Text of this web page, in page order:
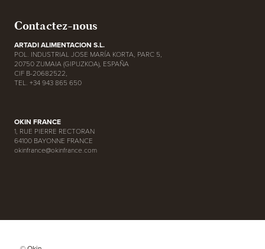
Contactez-nous
ARTADI ALIMENTACION S.L.
POL. INDUSTRIAL JOSE MARÍA KORTA, PARC 5,
20750 ZUMAIA (GIPUZKOA), ESPAÑA
CIF B-20682522,
TEL. +34 943 865 650
OKIN FRANCE
1, RUE PIERRE RECTORAN
64100 BAYONNE FRANCE
okinfrance@okinfrance.com